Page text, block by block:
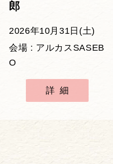
郎
2026年10月31日(土)
会場 : アルカスSASEB
O
詳細